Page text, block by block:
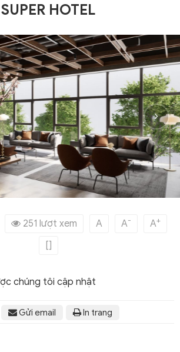
SUPER HOTEL
251 lượt xem A A- A+
[]
chúng tôi cập nhật
Gửi email In trang